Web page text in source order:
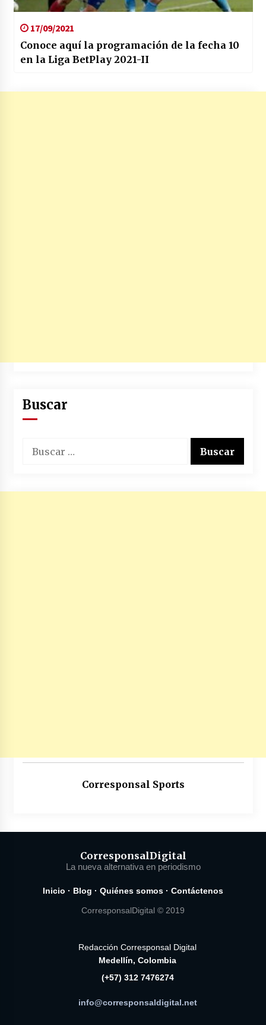
17/09/2021
Conoce aquí la programación de la fecha 10
en la Liga BetPlay 2021-II
Buscar
Corresponsal Sports
CorresponsalDigital
La nueva alternativa en periodismo
Inicio · Blog · Quiénes somos · Contáctenos
CorresponsalDigital © 2019
Redacción Corresponsal Digital
Medellín, Colombia
(+57) 312 7476274
info@corresponsaldigital.net